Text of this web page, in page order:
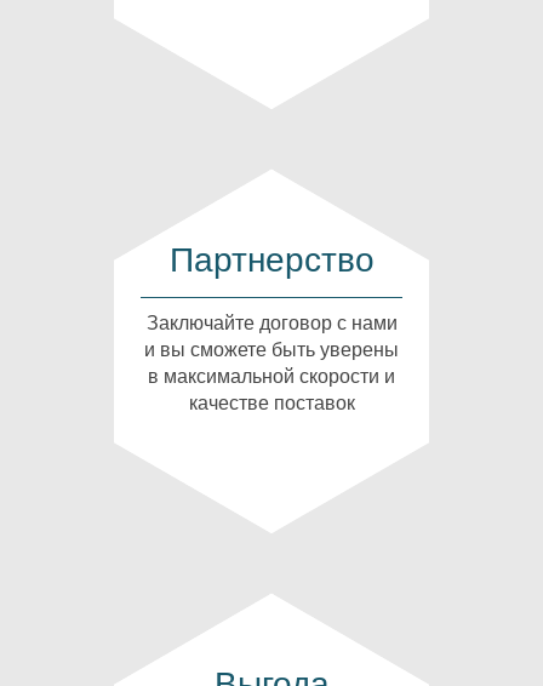
Партнерство
Заключайте договор с нами
и вы сможете быть уверены
в максимальной скорости и
качестве поставок